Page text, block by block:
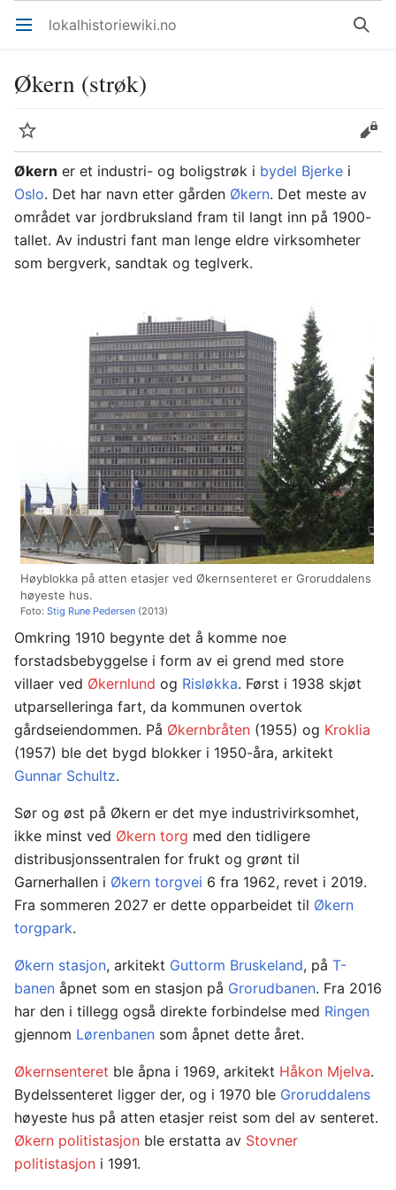
Åpne hovedmenyen lokalhistoriewiki.no Søk
Økern (strøk)
Overvåk
Rediger
Økern er et industri- og boligstrøk i bydel Bjerke i
Oslo. Det har navn etter gården Økern. Det meste av
området var jordbruksland fram til langt inn på 1900-
tallet. Av industri fant man lenge eldre virksomheter
som bergverk, sandtak og teglverk.
Høyblokka på atten etasjer ved Økernsenteret er Groruddalens
høyeste hus.
Foto: Stig Rune Pedersen (2013)
Omkring 1910 begynte det å komme noe
forstadsbebyggelse i form av ei grend med store
villaer ved Økernlund og Risløkka. Først i 1938 skjøt
utparselleringa fart, da kommunen overtok
gårdseiendommen. På Økernbråten (1955) og Kroklia
(1957) ble det bygd blokker i 1950-åra, arkitekt
Gunnar Schultz.
Sør og øst på Økern er det mye industrivirksomhet,
ikke minst ved Økern torg med den tidligere
distribusjonssentralen for frukt og grønt til
Garnerhallen i Økern torgvei 6 fra 1962, revet i 2019.
Fra sommeren 2027 er dette opparbeidet til Økern
torgpark.
Økern stasjon, arkitekt Guttorm Bruskeland, på T-
banen åpnet som en stasjon på Grorudbanen. Fra 2016
har den i tillegg også direkte forbindelse med Ringen
gjennom Lørenbanen som åpnet dette året.
Økernsenteret ble åpna i 1969, arkitekt Håkon Mjelva.
Bydelssenteret ligger der, og i 1970 ble Groruddalens
høyeste hus på atten etasjer reist som del av senteret.
Økern politistasjon ble erstatta av Stovner
politistasjon i 1991.